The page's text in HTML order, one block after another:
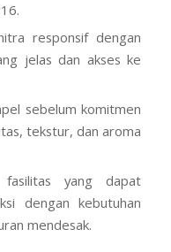
responsif dengan
jelas dan akses ke
sebelum komitmen
tekstur, dan aroma
yang dapat
dengan kebutuhan
mendesak.